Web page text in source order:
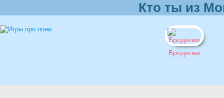
Кто ты из
Бродилки